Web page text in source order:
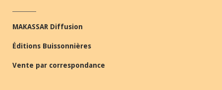
MAKASSAR Diffusion
Éditions Buissonnières
Vente par correspondance